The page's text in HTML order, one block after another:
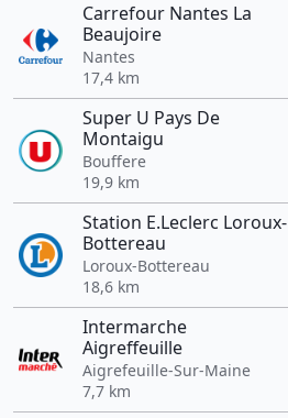
Carrefour Nantes La
Beaujoire
Nantes
17,4 km
Super U Pays De
Montaigu
Bouffere
19,9 km
Station E.Leclerc Loroux-
Bottereau
Loroux-Bottereau
18,6 km
Intermarche
Aigreffeuille
Aigrefeuille-Sur-Maine
7,7 km